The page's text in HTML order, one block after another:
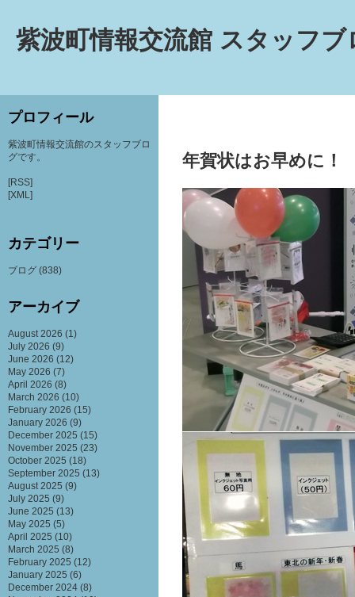
紫波町情報交流館 スタッフブ
年賀状はお早めに！
プロフィール
紫波町情報交流館のスタッフブロ
グです。
[RSS]
[XML]
カテゴリー
ブログ (838)
アーカイブ
August 2026 (1)
July 2026 (9)
June 2026 (12)
May 2026 (7)
April 2026 (8)
March 2026 (10)
February 2026 (15)
January 2026 (9)
December 2025 (15)
November 2025 (23)
October 2025 (18)
September 2025 (13)
August 2025 (9)
July 2025 (9)
June 2025 (13)
May 2025 (5)
April 2025 (10)
March 2025 (8)
February 2025 (12)
January 2025 (6)
December 2024 (8)